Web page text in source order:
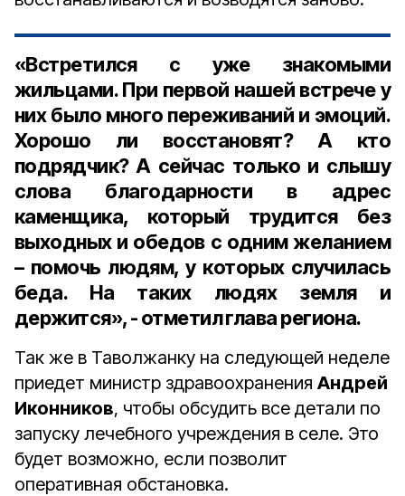
«Встретился с уже знакомыми
жильцами. При первой нашей встрече у
них было много переживаний и эмоций.
Хорошо ли восстановят? А кто
подрядчик? А сейчас только и слышу
слова благодарности в адрес
каменщика, который трудится без
выходных и обедов с одним желанием
– помочь людям, у которых случилась
беда. На таких людях земля и
держится», - отметил глава региона.
Так же в Таволжанку на следующей неделе
приедет министр здравоохранения Андрей
Иконников, чтобы обсудить все детали по
запуску лечебного учреждения в селе. Это
будет возможно, если позволит
оперативная обстановка.